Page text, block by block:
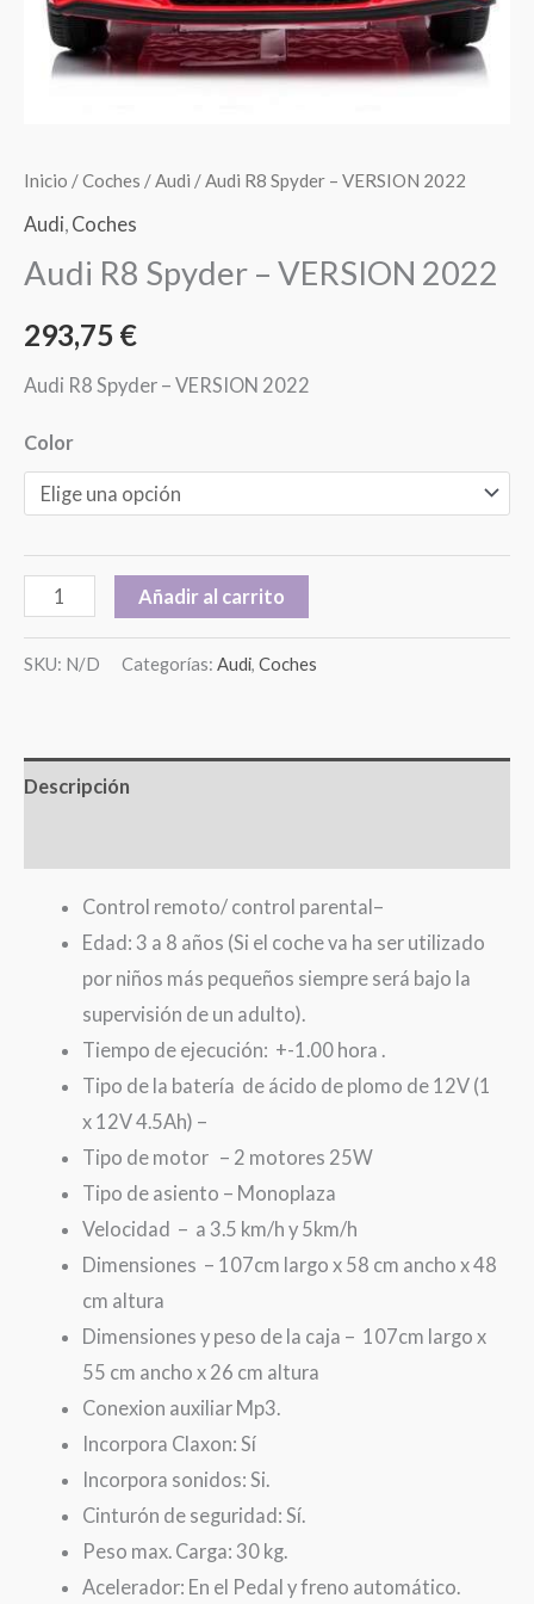
Inicio /Coches /Audi / Audi R8 Spyder – VERSION 2022
Audi, Coches
Audi R8 Spyder – VERSION 2022
293,75 €
Audi R8 Spyder – VERSION 2022
Color
Añadir al carrito
SKU: N/D Categorías: Audi, Coches
Descripción
Control remoto/ control parental–
Edad: 3 a 8 años (Si el coche va ha ser utilizado
por niños más pequeños siempre será bajo la
supervisión de un adulto).
Tiempo de ejecución: +-1.00 hora .
Tipo de la batería de ácido de plomo de 12V (1
x 12V 4.5Ah) –
Tipo de motor – 2 motores 25W
Tipo de asiento – Monoplaza
Velocidad – a 3.5 km/h y 5km/h
Dimensiones – 107cm largo x 58 cm ancho x 48
cm altura
Dimensiones y peso de la caja – 107cm largo x
55 cm ancho x 26 cm altura
Conexion auxiliar Mp3.
Incorpora Claxon: Sí
Incorpora sonidos: Si.
Cinturón de seguridad: Sí.
Peso max. Carga: 30 kg.
Acelerador: En el Pedal y freno automático.